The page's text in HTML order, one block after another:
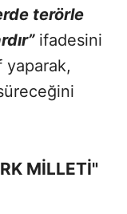
terörle
ifadesini
yaparak,
MİLLETİ"